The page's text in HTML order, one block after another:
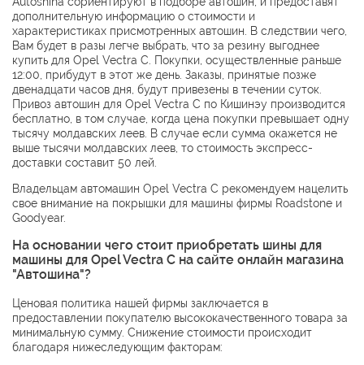
дополнительную информацию о стоимости и
характеристиках присмотренных автошин. В следствии чего,
Вам будет в разы легче выбрать, что за резину выгоднее
купить для Opel Vectra C. Покупки, осуществленные раньше
12:00, прибудут в этот же день. Заказы, принятые позже
двенадцати часов дня, будут привезены в течении суток.
Привоз автошин для Opel Vectra C по Кишинэу производится
бесплатно, в том случае, когда цена покупки превышает одну
тысячу молдавских леев. В случае если сумма окажется не
выше тысячи молдавских леев, то стоимость экспресс-
доставки составит 50 лей.
Владельцам автомашин Opel Vectra C рекомендуем нацелить
свое внимание на покрышки для машины фирмы Roadstone и
Goodyear.
На основании чего стоит приобретать шины для
машины для Opel Vectra C на сайте онлайн магазина
"Автошина"?
Ценовая политика нашей фирмы заключается в
предоставлении покупателю высококачественного товара за
минимальную сумму. Снижение стоимости происходит
благодаря нижеследующим факторам: